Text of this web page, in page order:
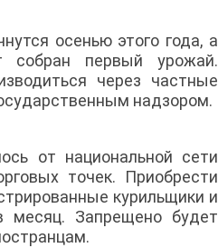
осенью этого года, а
собран первый урожай.
через частные
надзором.
от национальной сети
точек. Приобрести
курильщики и
Запрещено будет